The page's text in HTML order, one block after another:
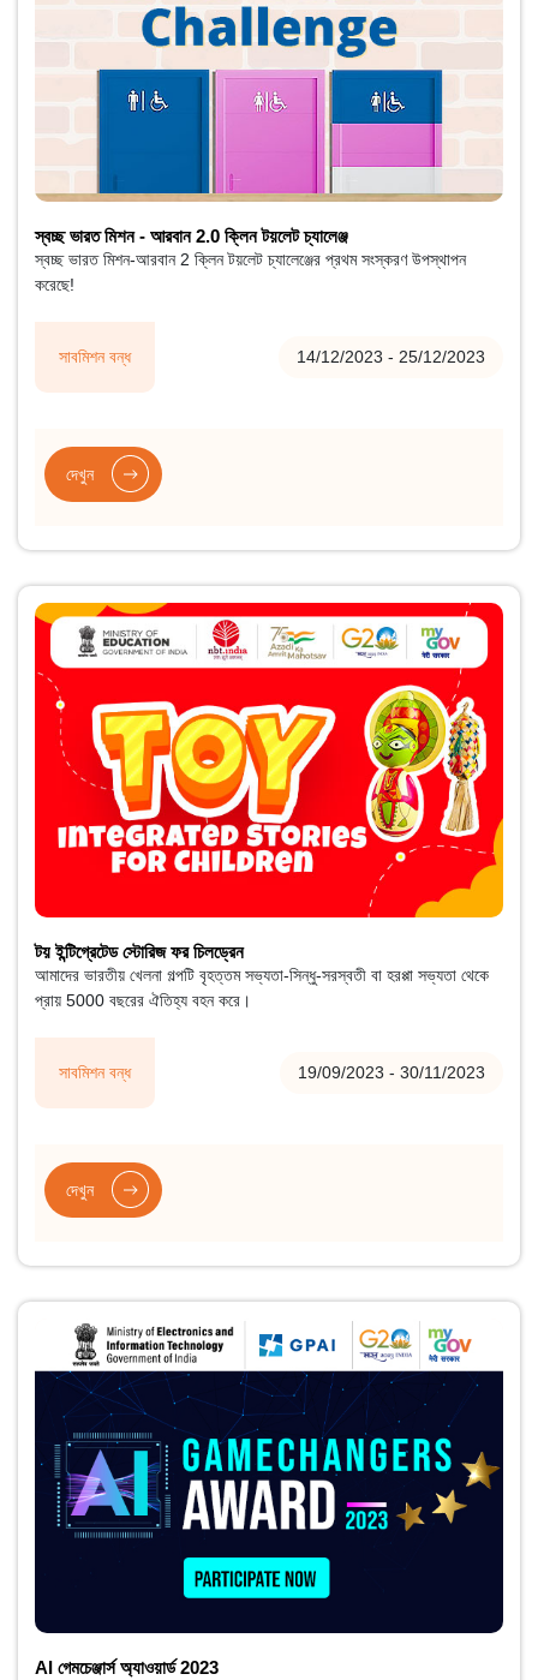
সাবমিশন বন্ধ 14/12/2023 - 25/12/2023
স্বচ্ছ ভারত মিশন - আরবান 2.0 ক্লিন টয়লেট চ্যালেঞ্জ
স্বচ্ছ ভারত মিশন-আরবান 2 ক্লিন টয়লেট চ্যালেঞ্জের প্রথম সংস্করণ উপস্থাপন
করেছে!
দেখুন
সাবমিশন বন্ধ 19/09/2023 - 30/11/2023
টয় ইন্টিগ্রেটেড স্টোরিজ ফর চিলড্রেন
আমাদের ভারতীয় খেলনা গল্পটি বৃহত্তম সভ্যতা-সিন্ধু-সরস্বতী বা হরপ্পা সভ্যতা থেকে
প্রায় 5000 বছরের ঐতিহ্য বহন করে।
দেখুন
AI গেমচেঞ্জার্স অ্যাওয়ার্ড 2023